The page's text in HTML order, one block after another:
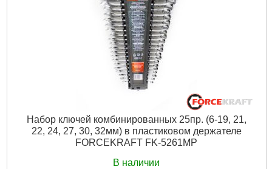
Набор ключей комбинированных 25пр. (6-19, 21,
22, 24, 27, 30, 32мм) в пластиковом держателе
FORCEKRAFT FK-5261MP
В наличии